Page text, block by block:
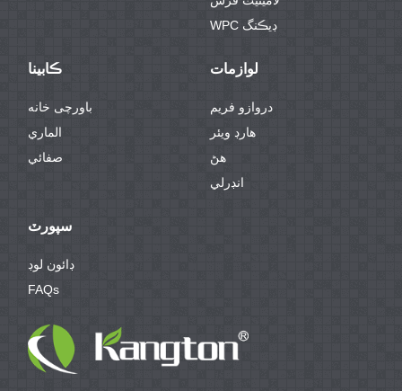
WPC ڊيڪنگ
ڪابينا
باورچی خانه
الماري
صفائي
لوازمات
دروازو فريم
هارڊ ويئر
هڻ
انڊرلي
سپورٽ
ڊائون لوڊ
FAQs